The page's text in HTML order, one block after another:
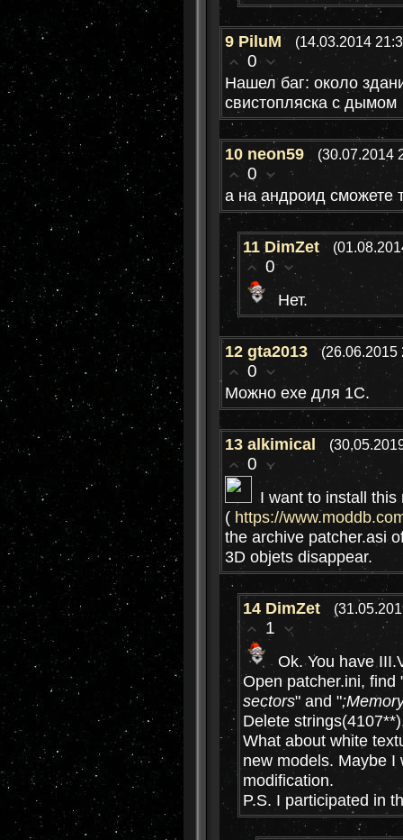
9 PiluM (14.03.2014
0
Нашел баг: около
свистопляска с дымом
10 neon59 (30.07.2014
0
а на андроид сможете
11 DimZet
0
Нет.
12 gta2013 (26.06.2015
0
Можно exe для 1C.
13 alkimical
0
I want to install this
( https://
the archive patcher.asi
3D objets disappear.
14 DimZet
1
Ok. You have
Open patcher.ini, find
sectors" and "
Delete
What about white
new models. Maybe
modification.
P.S. I participated in